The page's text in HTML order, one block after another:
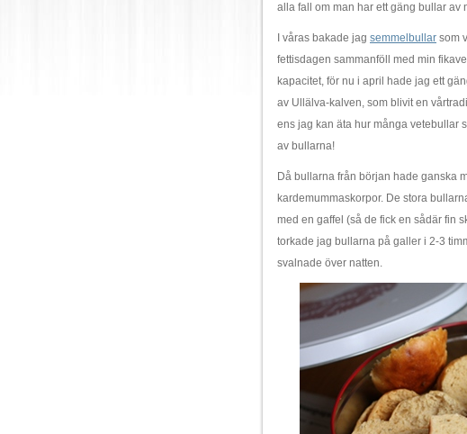
alla fall om man har ett gäng bullar av
I våras bakade jag semmelbullar som
fettisdagen sammanföll med min
kapacitet, för nu i april hade jag ett
av Ullälva-kalven, som blivit en
ens jag kan äta hur många vetebullar
av bullarna!
Då bullarna från början hade ganska
kardemummaskorpor. De stora
med en gaffel (så de fick en sådär fin
torkade jag bullarna på galler i 2-3
svalnade över natten.